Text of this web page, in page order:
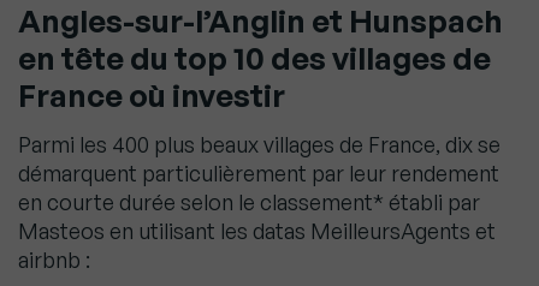
Angles-sur-l’Anglin et Hunspach
en tête du top 10 des villages de
France où investir
Parmi les 400 plus beaux villages de France, dix se
démarquent particulièrement par leur rendement
en courte durée selon le classement* établi par
Masteos en utilisant les datas MeilleursAgents et
airbnb :